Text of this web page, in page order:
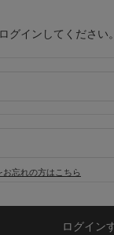
グインしてください。
お忘れの方はこちら